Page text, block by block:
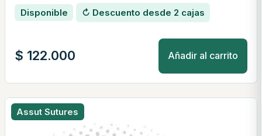
Disponible ↻ Descuento desde 2 cajas
$ 122.000 Añadir al carrito
Assut Sutures